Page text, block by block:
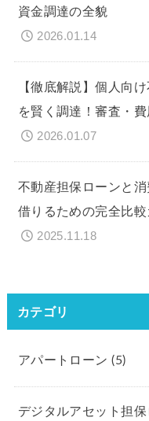
資金調達の全貌
2026.01.14
【徹底解説】個人向
を賢く調達！審査・
2026.01.07
不動産担保ローンと
借りるための完全比較
2025.11.18
カテゴリ
アパートローン(5)
デジタルアセット担